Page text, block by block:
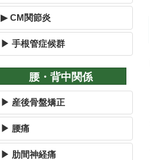
▶ CM関節炎
▶ 手根管症候群
腰・背中関係
▶ 産後骨盤矯正
▶ 腰痛
▶ 肋間神経痛